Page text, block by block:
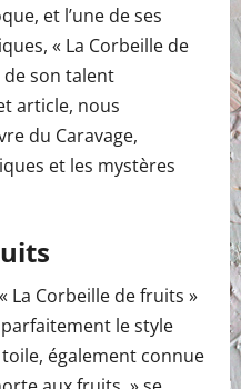
et l’une de ses
« La Corbeille de
son talent
article, nous
du Caravage,
et les mystères
La Corbeille de fruits »
le style
également connue